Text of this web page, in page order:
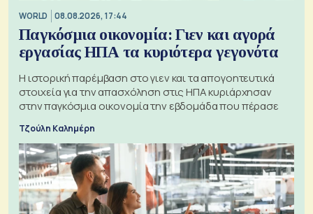
WORLD 08.08.2026, 17:44
Παγκόσμια οικονομία: Γιεν και αγορά
εργασίας ΗΠΑ τα κυριότερα γεγονότα
Η ιστορική παρέμβαση στο γιεν και τα απογοητευτικά
στοιχεία για την απασχόληση στις ΗΠΑ κυριάρχησαν
στην παγκόσμια οικονομία την εβδομάδα που πέρασε
Τζούλη Καλημέρη